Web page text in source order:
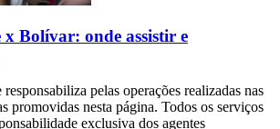
x Bolívar: onde assistir e
pelas operações realizadas nas
promovidas nesta página. Todos os serviços
exclusiva dos agentes